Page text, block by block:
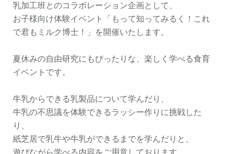
乳加工班とのコラボレーション企画として、
お子様向け体験イベント「もって知ってみるく！これ
で君もミルク博士！」を開催いたします。
夏休みの自由研究にもぴったりな、楽しく学べる食育
イベントです。
牛乳からできる乳製品について学んだり、
牛乳の不思議を体験できるラッシー作りに挑戦した
り、
紙芝居で乳牛や牛乳ができるまでを学んだりと、
遊びながら学べる内容をご用意しております。